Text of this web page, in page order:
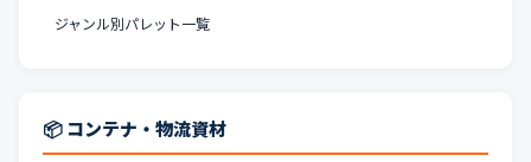
ジャンル別パレット一覧
📦 コンテナ・物流資材